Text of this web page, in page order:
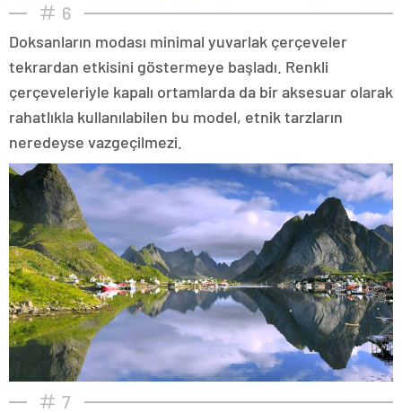
6
Doksanların modası minimal yuvarlak çerçeveler
tekrardan etkisini göstermeye başladı. Renkli
çerçeveleriyle kapalı ortamlarda da bir aksesuar olarak
rahatlıkla kullanılabilen bu model, etnik tarzların
neredeyse vazgeçilmezi.
7